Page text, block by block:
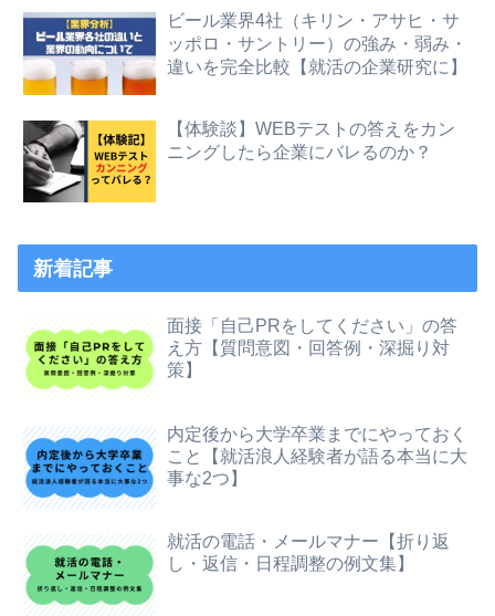
ビール業界4社（キリン・アサヒ・サ
ッポロ・サントリー）の強み・弱み・
違いを完全比較【就活の企業研究に】
【体験談】WEBテストの答えをカン
ニングしたら企業にバレるのか？
新着記事
面接「自己PRをしてください」の答
え方【質問意図・回答例・深掘り対
策】
内定後から大学卒業までにやっておく
こと【就活浪人経験者が語る本当に大
事な2つ】
就活の電話・メールマナー【折り返
し・返信・日程調整の例文集】